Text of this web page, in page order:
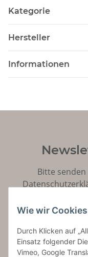
Kategorie
Hersteller
Informationen
Bitte
widerruflich
Wie wir
Durch Klicken auf
Einsatz folgender
Vimeo, Google